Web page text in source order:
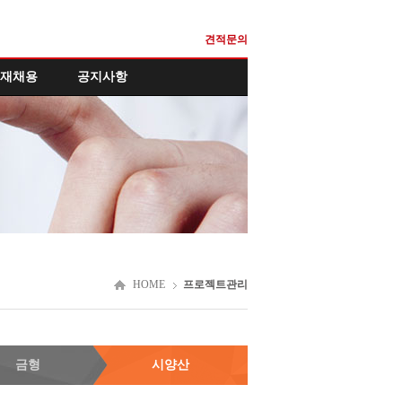
견적문의
채용 공지사항
HOME 프로젝트관리
금형 시양산